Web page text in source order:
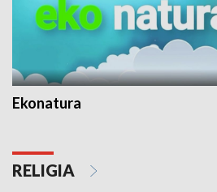
Ekonatura
RELIGIA